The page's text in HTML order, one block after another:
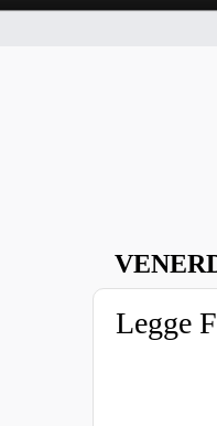
Legge